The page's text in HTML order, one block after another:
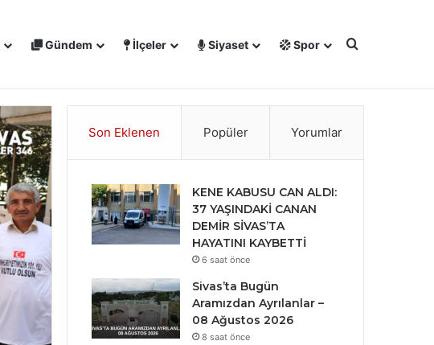
Gündem İlçeler Siyaset Spor Arama yap
Son Eklenen Popüler Yorumlar
KENE KABUSU CAN ALDI:
37 YAŞINDAKİ CANAN
DEMİR SİVAS’TA
HAYATINI KAYBETTİ
6 saat önce
Sivas’ta Bugün
Aramızdan Ayrılanlar –
08 Ağustos 2026
8 saat önce